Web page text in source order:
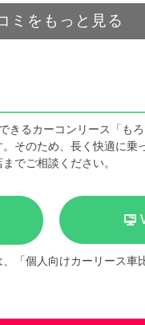
ミをもっと見る
きるカーコンリース「も
そのため、長く快適に乗
でご相談ください。
「個人向けカーリース車